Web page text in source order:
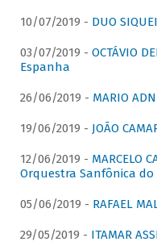
10/07/2019 - DUO
03/07/2019 - OCTÁVIO
Espanha
26/06/2019 - MARIO
19/06/2019 - JOÃO
12/06/2019 - MARCELO
Orquestra Sanfônica do
05/06/2019 - RAFAEL
29/05/2019 - ITAMAR